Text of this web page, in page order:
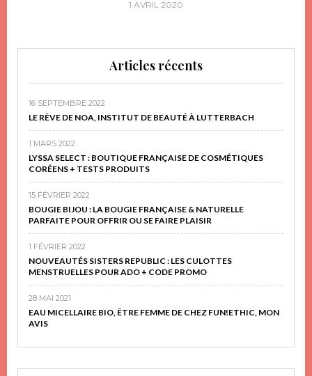
1 AVRIL 2020
Articles récents
16 SEPTEMBRE 2022
LE RÊVE DE NOA, INSTITUT DE BEAUTÉ À LUTTERBACH
1 MARS 2022
LYSSA SELECT : BOUTIQUE FRANÇAISE DE COSMÉTIQUES
CORÉENS + TESTS PRODUITS
15 FÉVRIER 2022
BOUGIE BIJOU : LA BOUGIE FRANÇAISE & NATURELLE
PARFAITE POUR OFFRIR OU SE FAIRE PLAISIR
1 FÉVRIER 2022
NOUVEAUTÉS SISTERS REPUBLIC : LES CULOTTES
MENSTRUELLES POUR ADO + CODE PROMO
28 MAI 2021
EAU MICELLAIRE BIO, ÊTRE FEMME DE CHEZ FUN!ETHIC, MON
AVIS